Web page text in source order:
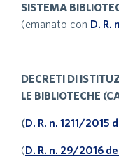
SISTEMA
(emanato con D. R.
DECRETI DI
LE BIBLIOTECHE
(D. R. n. 1211/2015
(D. R. n. 29/2016